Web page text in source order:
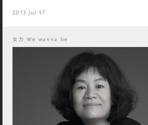
2013 Jul 17
女力 We wanna be